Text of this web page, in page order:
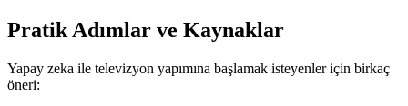
Pratik Adımlar ve Kaynaklar
Yapay zeka ile televizyon yapımına başlamak isteyenler için birkaç
öneri: